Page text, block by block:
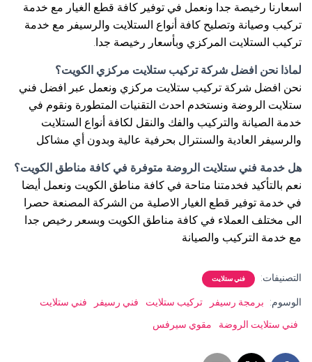
اسعارنا رخيصة جدا ونعمل في توفير كافة قطع الغيار مع خدمة
تركيب وصيانة وتصليح كافة أنواع الستلايت والرسيفر مع خدمة
تركيب الستلايت المركزي وبأسعار رخيصة جدا.
لماذا نحن افضل شركة تركيب ستلايت مركزي الكويت؟
نحن افضل شركة تركيب ستلايت مركزي ونعمل عبر افضل فني
ستلايت الروضة ونستخدم احدث التقنيات المتطورة ونقوم في
خدمة الصيانة والتركيب والفك والنقل لكافة أنواع الستلايت
والرسيفر العادية والسنترال بحرفية عالية وبدون أي مشاكل
هل خدمة فني ستلايت الروضة متوفرة في كافة مناطق الكويت؟
نعم بالتأكيد فخدمتنا متاحة في كافة مناطق الكويت ونعمل أيضا
في خدمة توفير قطع الغيار الاصلية من الشركة المصنعة حصرا
الى مختلف العملاء في كافة مناطق الكويت وبسعر رخيص جدا
مع خدمة التركيب والصيانة
التصنيفات: فني ستلايت
الوسوم: برمجة رسيفر تركيب ستلايت فني رسيفر
فني ستلايت
فني ستلايت الروضة
مقوي سيرفس